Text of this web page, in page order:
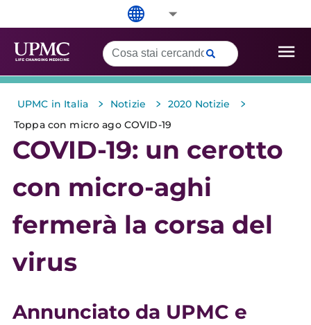
UPMC in Italia > Notizie > 2020 Notizie >
Toppa con micro ago COVID-19
COVID-19: un cerotto
con micro-aghi
fermerà la corsa del
virus
Annunciato da UPMC e